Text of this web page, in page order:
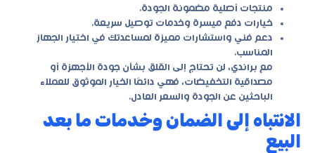
منتجات أصلية مضمونة الجودة.
خيارات دفع ميسرة وخدمات توصيل سريعة.
دعم فني واستشارات مميزة لمساعدتك في اختيار الجهاز
المناسب.
مع براندي، لن تحتاج إلى القلق بشأن جودة الأجهزة أو
مصداقية التخفيضات، فهي دائمًا الخيار الموثوق للعملاء
الباحثين عن الجودة والسعر العادل.
الانتباه إلى الضمان وخدمات ما بعد
البيع